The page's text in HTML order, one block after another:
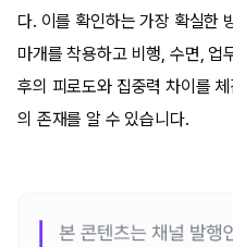
다. 이를 확인하는 가장 확실한
마개를 착용하고 비행, 수면, 업
후의 피로도와 집중력 차이를
의 존재를 알 수 있습니다.